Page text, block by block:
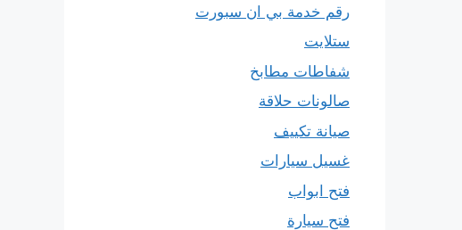
رقم خدمة بي ان سبورت
ستلايت
شفاطات مطابخ
صالونات حلاقة
صيانة تكييف
غسيل سيارات
فتح ابواب
فتح سيارة